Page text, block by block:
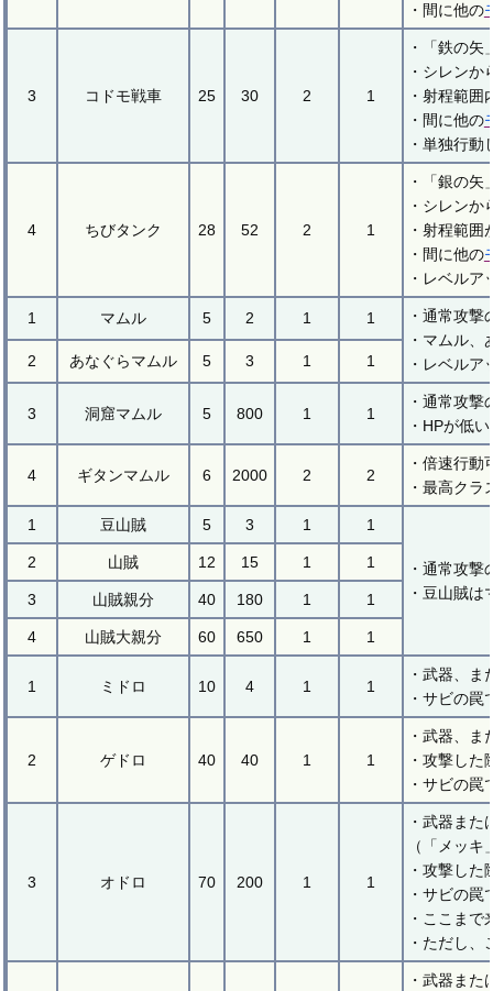
・間に他の
3 コドモ戦車 25 30 2 1
・「鉄の矢
・シレン
・射程範
・間に他の
・単独行
4 ちびタンク 28 52 2 1
・「銀の矢
・シレン
・射程範
・間に他の
・レベル
1 マムル 5 2 1 1
・通常攻撃
・マムル
・レベル
2 あなぐらマムル 5 3 1 1
3 洞窟マムル 5 800 1 1
・通常攻
・HPが低
4 ギタンマムル 6 2000 2 2
・倍速行
・最高クラ
1 豆山賊 5 3 1 1
・通常攻撃
・豆山賊は
2 山賊 12 15 1 1
3 山賊親分 40 180 1 1
4 山賊大親分 60 650 1 1
1 ミドロ 10 4 1 1
・武器、
・サビの罠
2 ゲドロ 40 40 1 1
・武器、
・攻撃した
・サビの罠
3 オドロ 70 200 1 1
・武器ま
（「メッ
・攻撃した
・サビの
・ここま
・ただし
・武器ま